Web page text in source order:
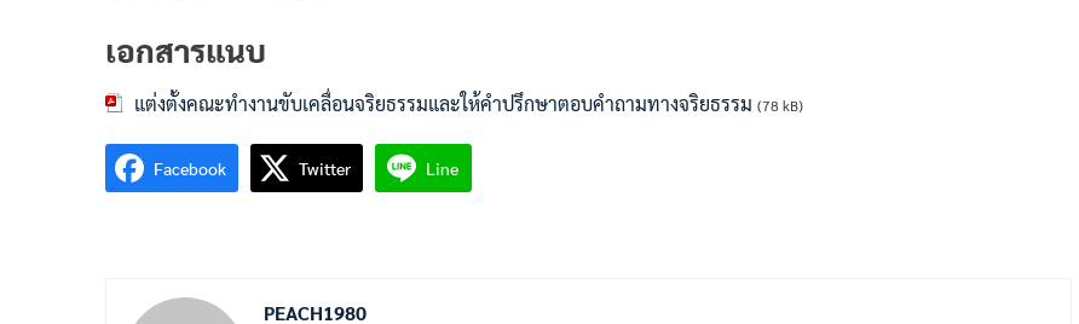
เอกสารแนบ
แต่งตั้งคณะทำงานขับเคลื่อนจริยธรรมและให้คำปรึกษาตอบคำถามทางจริยธรรม (78 kB)
Facebook Twitter Line
PEACH1980